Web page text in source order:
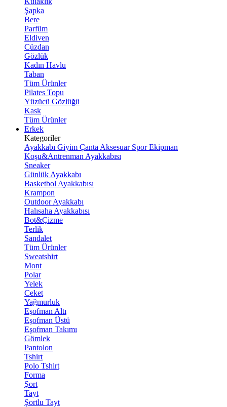
Şapka
Bere
Parfüm
Eldiven
Cüzdan
Gözlük
Kadın Havlu
Taban
Tüm Ürünler
Pilates Topu
Yüzücü Gözlüğü
Kask
Tüm Ürünler
Erkek
Kategoriler
Ayakkabı Giyim Çanta Aksesuar Spor Ekipman
Koşu&Antrenman Ayakkabısı
Sneaker
Günlük Ayakkabı
Basketbol Ayakkabısı
Krampon
Outdoor Ayakkabı
Halısaha Ayakkabısı
Bot&Çizme
Terlik
Sandalet
Tüm Ürünler
Sweatshirt
Mont
Polar
Yelek
Ceket
Yağmurluk
Eşofman Altı
Eşofman Üstü
Eşofman Takımı
Gömlek
Pantolon
Tshirt
Polo Tshirt
Forma
Şort
Tayt
Şortlu Tayt